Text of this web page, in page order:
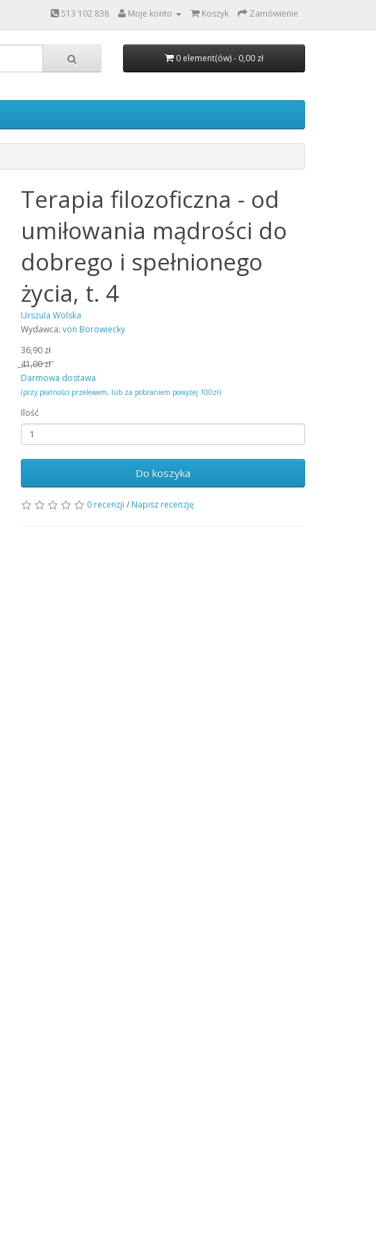
513 102 838 Moje konto Koszyk Zamówienie
0 element(ów) - 0,00 zł
Terapia filozoficzna - od
umiłowania mądrości do
dobrego i spełnionego
życia, t. 4
Urszula Wolska
Wydawca:von Borowiecky
36,90 zł
41,00 zł
Darmowa dostawa
(przy płatności przelewem, lub za pobraniem powyżej 100zł)
Ilość
Do koszyka
0 recenzji / Napisz recenzję